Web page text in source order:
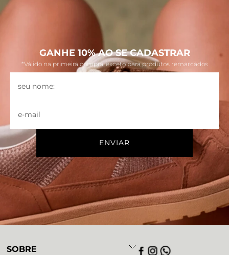
GANHE 10% AO SE CADASTRAR
*Válido na primeira compra, exceto para produtos remarcados
SOBRE